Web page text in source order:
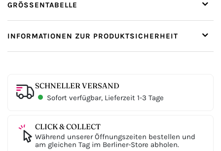
GRÖSSENTABELLE
INFORMATIONEN ZUR PRODUKTSICHERHEIT
SCHNELLER VERSAND
Sofort verfügbar, Lieferzeit 1-3 Tage
CLICK & COLLECT
Während unserer Öffnungszeiten bestellen und
am gleichen Tag im Berliner-Store abholen.